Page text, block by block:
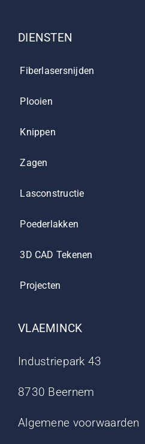
DIENSTEN
Fiberlasersnijden
Plooien
Knippen
Zagen
Lasconstructie
Poederlakken
3D CAD Tekenen
Projecten
VLAEMINCK
Industriepark 43
8730 Beernem
Algemene voorwaarden